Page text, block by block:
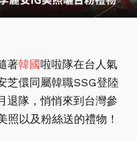
著韓國啦啦隊在台人氣
芝儇同屬韓職SSG登陸
退隊，悄悄來到台灣參
照以及粉絲送的禮物！